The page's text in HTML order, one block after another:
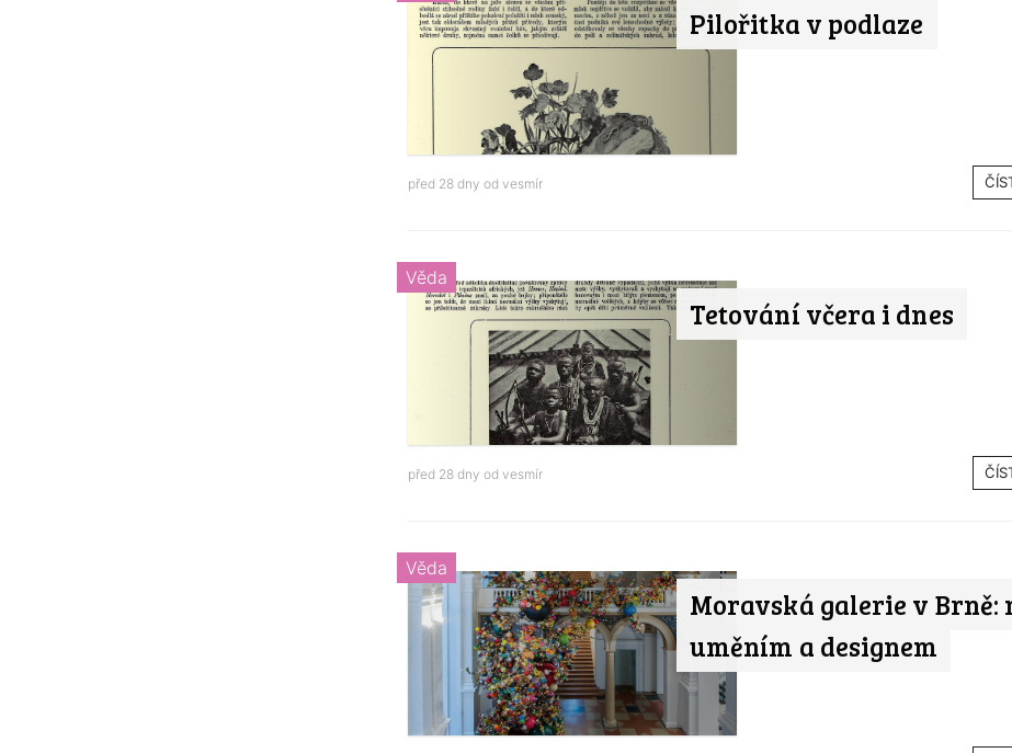
Pilořitka v podlaze
před 28 dny od vesmír
Tetování včera i dnes
Věda
před 28 dny od vesmír
Moravská galerie v Brně:
uměním a designem
Věda